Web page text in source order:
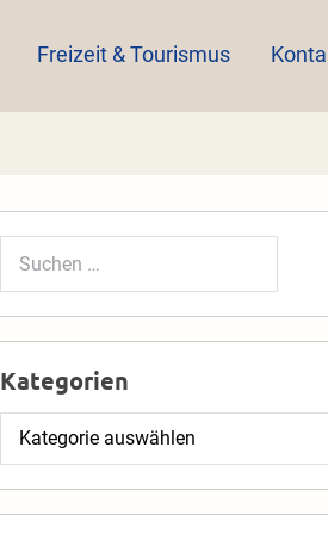
Freizeit & Tourismus
Suchen
Kategorien
Kategorien